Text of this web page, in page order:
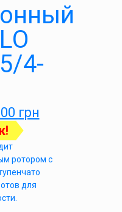
4-
грн
ротором с
для